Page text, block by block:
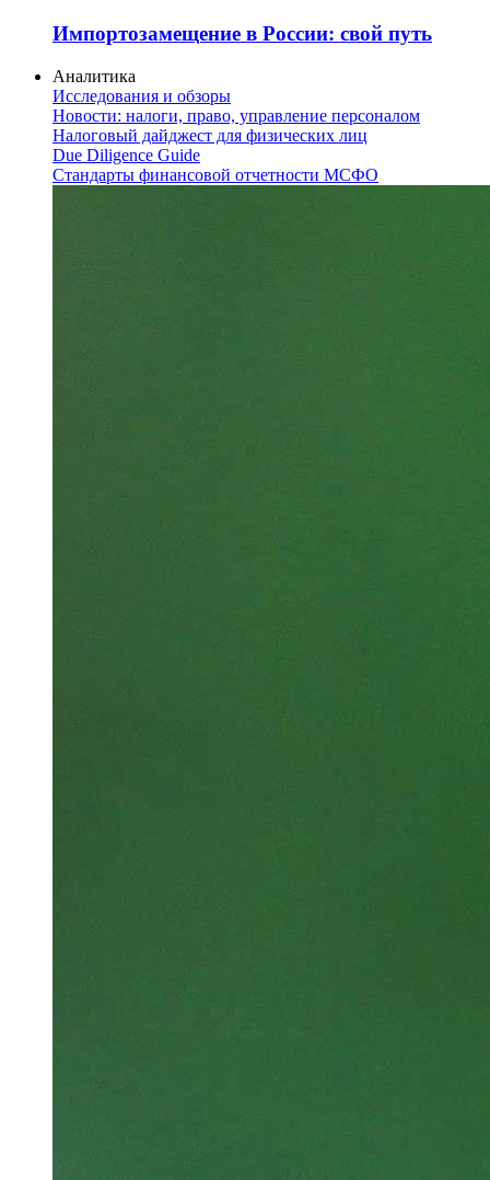
Импортозамещение в России: свой путь
Аналитика
Исследования и обзоры
Новости: налоги, право, управление персоналом
Налоговый дайджест для физических лиц
Due Diligence Guide
Стандарты финансовой отчетности МСФО